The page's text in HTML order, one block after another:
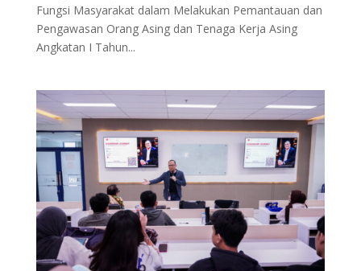
Fungsi Masyarakat dalam Melakukan Pemantauan dan
Pengawasan Orang Asing dan Tenaga Kerja Asing
Angkatan I Tahun...